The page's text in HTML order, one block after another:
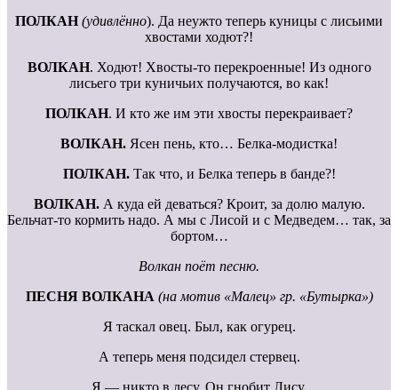
ПОЛКАН(удивлённо). Да неужто теперь куницы с лисьими
хвостами ходют?!
ВОЛКАН. Ходют! Хвосты-то перекроенные! Из одного
лисьего три куничьих получаются, во как!
ПОЛКАН. И кто же им эти хвосты перекраивает?
ВОЛКАН. Ясен пень, кто… Белка-модистка!
ПОЛКАН.Так что, и Белка теперь в банде?!
ВОЛКАН.А куда ей деваться? Кроит, за долю малую.
Бельчат-то кормить надо. А мы с Лисой и с Медведем… так, за
бортом…
Волкан поёт песню.
ПЕСНЯ ВОЛКАНА (на мотив «Малец» гр. «Бутырка»)
Я таскал овец. Был, как огурец.
А теперь меня подсидел стервец.
Я — никто в лесу. Он гнобит Лису.